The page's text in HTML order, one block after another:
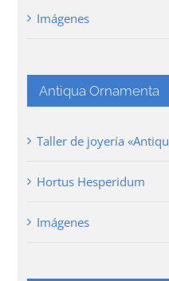
Imágenes
Antiqua Ornamenta
Taller de joyería
Hortus Hesperidum
Imágenes